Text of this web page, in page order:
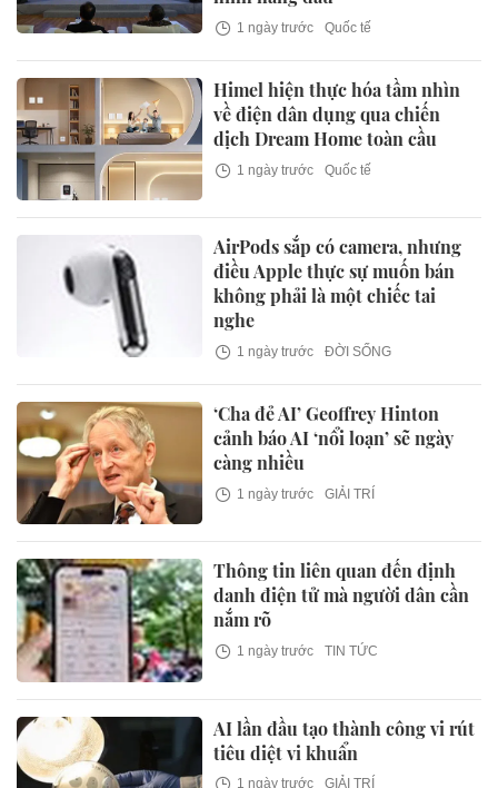
1 ngày trước Quốc tế
Himel hiện thực hóa tầm nhìn
về điện dân dụng qua chiến
dịch Dream Home toàn cầu
1 ngày trước Quốc tế
AirPods sắp có camera, nhưng
điều Apple thực sự muốn bán
không phải là một chiếc tai
nghe
1 ngày trước ĐỜI SỐNG
‘Cha đẻ AI’ Geoffrey Hinton
cảnh báo AI ‘nổi loạn’ sẽ ngày
càng nhiều
1 ngày trước GIẢI TRÍ
Thông tin liên quan đến định
danh điện tử mà người dân cần
nắm rõ
1 ngày trước TIN TỨC
AI lần đầu tạo thành công vi rút
tiêu diệt vi khuẩn
1 ngày trước GIẢI TRÍ